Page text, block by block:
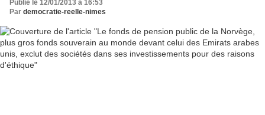
d'éthique
Publié le 12/01/2013 à 16:53
Par democratie-reelle-nimes